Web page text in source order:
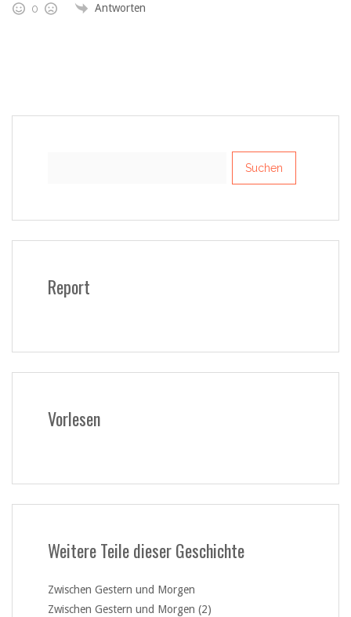
0 Antworten
Report
Vorlesen
Weitere Teile dieser Geschichte
Zwischen Gestern und Morgen
Zwischen Gestern und Morgen (2)